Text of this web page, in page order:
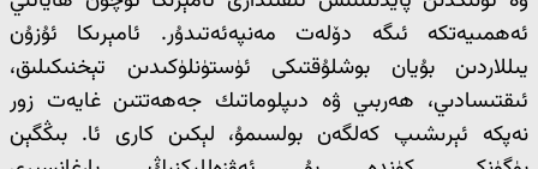
ئەھمىيەتكە ئىگە دۆلەت مەنپەئەتىدۇر. ئامېرىكا ئۇزۇن
يىللاردىن بۇيان بوشلۇقتىكى ئۈستۈنلۈكىدىن تېخنىكىلىق،
ئىقتىسادىي، ھەربىي ۋە دىپلوماتىك جەھەتتىن غايەت زور
نەپكە ئېرىشىپ كەلگەن بولسىمۇ، لېكىن كارى ئا. بىڭگېن